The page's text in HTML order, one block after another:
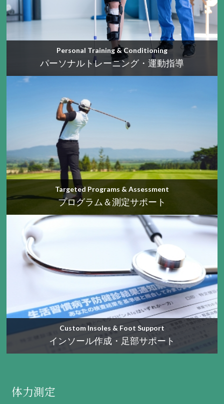
Personal Training & Conditioning
パーソナルトレーニング・運動指導
Targeted Programs & Assessment
プログラム＆測定サポート
Custom Insoles & Foot Support
インソール作成・足部サポート
体力測定